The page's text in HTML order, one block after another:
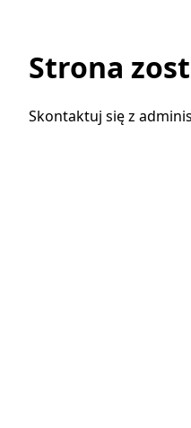
Strona
Skontaktuj się z